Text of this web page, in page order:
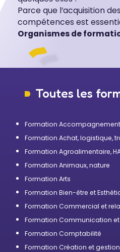
Parce que l’acquisition
compétences est
Organismes de
Toutes les
Formation
Formation Achat, logistique,
Formation Agroalimentaire,
Formation Animaux, nature
Formation Arts
Formation Bien-être et
Formation Commercial et
Formation Communication
Formation Comptabilité
Formation Création et